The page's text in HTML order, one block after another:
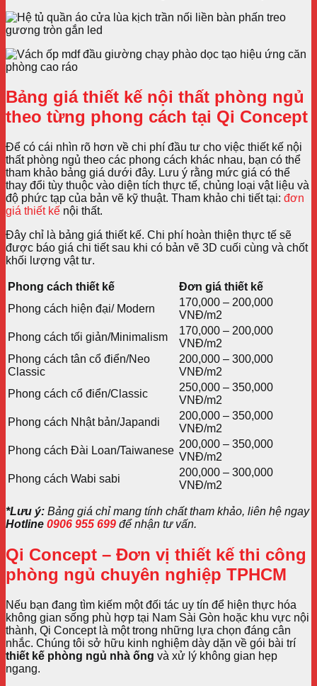
Bảng giá thiết kế nội thất phòng ngủ
theo từng phong cách tại Qi Concept
Để có cái nhìn rõ hơn về chi phí đầu tư cho việc thiết kế nội
thất phòng ngủ theo các phong cách khác nhau, bạn có thể
tham khảo bảng giá dưới đây. Lưu ý rằng mức giá có thể
thay đổi tùy thuộc vào diện tích thực tế, chủng loại vật liệu và
độ phức tạp của bản vẽ kỹ thuật. Tham khảo chi tiết tại: đơn
giá thiết kế nội thất.
Đây chỉ là bảng giá thiết kế. Chi phí hoàn thiện thực tế sẽ
được báo giá chi tiết sau khi có bản vẽ 3D cuối cùng và chốt
khối lượng vật tư.
Phong cách thiết kế
Đơn giá thiết kế
Phong cách hiện đại/ Modern
170,000 – 200,000
VNĐ/m2
Phong cách tối giản/Minimalism
170,000 – 200,000
VNĐ/m2
Phong cách tân cổ điển/Neo
Classic
200,000 – 300,000
VNĐ/m2
Phong cách cổ điển/Classic
250,000 – 350,000
VNĐ/m2
Phong cách Nhật bản/Japandi
200,000 – 350,000
VNĐ/m2
Phong cách Đài Loan/Taiwanese
200,000 – 350,000
VNĐ/m2
Phong cách Wabi sabi
200,000 – 300,000
VNĐ/m2
*Lưu ý: Bảng giá chỉ mang tính chất tham khảo, liên hệ ngay
Hotline 0906 955 699 để nhận tư vấn.
Qi Concept – Đơn vị thiết kế thi công
phòng ngủ chuyên nghiệp TPHCM
Nếu bạn đang tìm kiếm một đối tác uy tín để hiện thực hóa
không gian sống phù hợp tại Nam Sài Gòn hoặc khu vực nội
thành, Qi Concept là một trong những lựa chọn đáng cân
nhắc. Chúng tôi sở hữu kinh nghiệm dày dặn về gói bài trí
thiết kế phòng ngủ nhà ống và xử lý không gian hẹp
ngang.